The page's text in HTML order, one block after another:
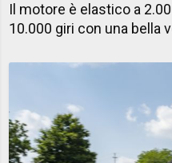
Il motore è elastico a
10.000 giri con una bella